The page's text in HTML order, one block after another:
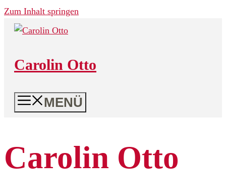
Zum Inhalt springen
Carolin Otto
MENÜ
Carolin Otto